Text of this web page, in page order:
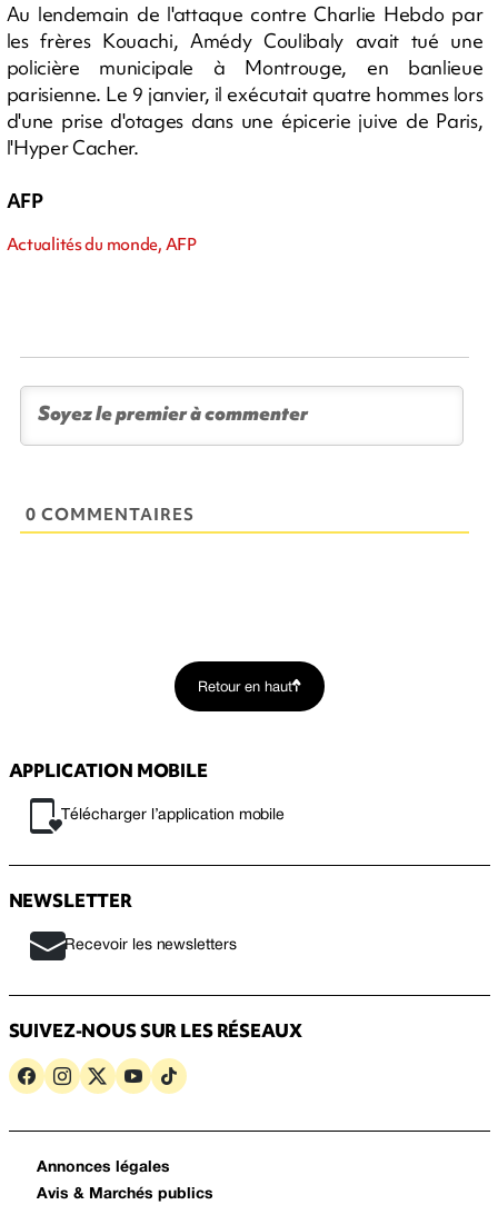
Au lendemain de l'attaque contre Charlie Hebdo par
les frères Kouachi, Amédy Coulibaly avait tué une
policière municipale à Montrouge, en banlieue
parisienne. Le 9 janvier, il exécutait quatre hommes lors
d'une prise d'otages dans une épicerie juive de Paris,
l'Hyper Cacher.
AFP
Actualités du monde, AFP
0 COMMENTAIRES
Retour en haut
APPLICATION MOBILE
Télécharger l’application mobile
NEWSLETTER
Recevoir les newsletters
SUIVEZ-NOUS SUR LES RÉSEAUX
Annonces légales
Avis & Marchés publics